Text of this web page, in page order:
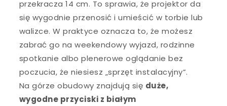
przekracza 14 cm. To sprawia, że projektor da
się wygodnie przenosić i umieścić w torbie lub
walizce. W praktyce oznacza to, że możesz
zabrać go na weekendowy wyjazd, rodzinne
spotkanie albo plenerowe oglądanie bez
poczucia, że niesiesz „sprzęt instalacyjny”.
Na górze obudowy znajdują się duże,
wygodne przyciski z białym